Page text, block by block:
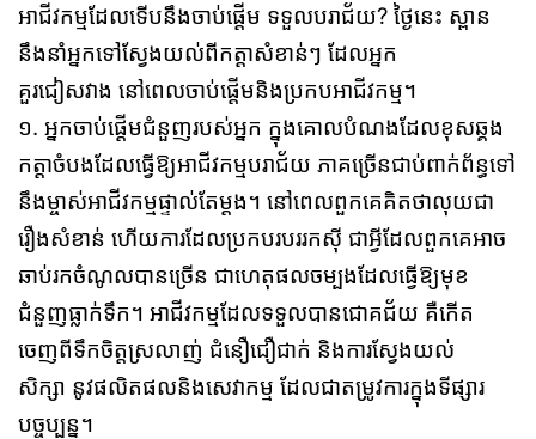
អាជីវកម្មដែលទើបនឹងចាប់ផ្ដើម ទទួលបរាជ័យ? ថ្ងៃនេះ ស្ពាន
នឹងនាំអ្នកទៅស្វែងយល់ពីកត្តាសំខាន់ៗ ដែលអ្នក
គួរជៀសវាង នៅពេលចាប់ផ្ដើមនិងប្រកបអាជីវកម្ម។
១. អ្នកចាប់ផ្ដើមជំនួញរបស់អ្នក ក្នុងគោលបំណងដែលខុសឆ្គង
កត្តាចំបងដែលធ្វើឱ្យអាជីវកម្មបរាជ័យ ភាគច្រើនជាប់ពាក់ព័ន្ធទៅ
នឹងម្ចាស់អាជីវកម្មផ្ទាល់តែម្ដង។ នៅពេលពួកគេគិតថាលុយជា
រឿងសំខាន់ ហើយការដែលប្រកបរបររកស៊ី ជាអ្វីដែលពួកគេអាច
ឆាប់រកចំណូលបានច្រើន ជាហេតុផលចម្បងដែលធ្វើឱ្យមុខ
ជំនួញធ្លាក់ទឹក។​ អាជីវកម្មដែលទទួលបានជោគជ័យ គឺកើត
ចេញពីទឹកចិត្តស្រលាញ់ ជំនឿជឿជាក់ និងការស្វែងយល់
សិក្សា នូវផលិតផលនិងសេវាកម្ម ដែលជាតម្រូវការក្នុងទីផ្សារ
បច្ចុប្បន្ន។